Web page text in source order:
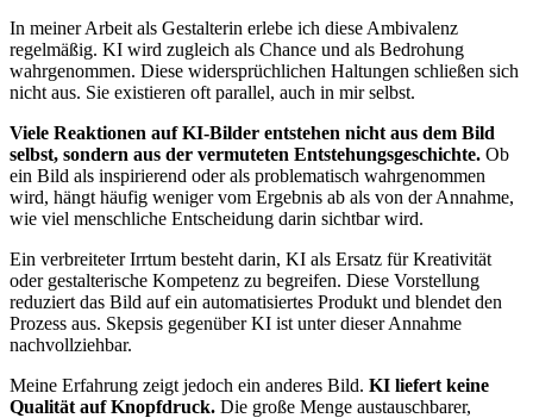
In meiner Arbeit als Gestalterin erlebe ich diese Ambivalenz
regelmäßig. KI wird zugleich als Chance und als Bedrohung
wahrgenommen. Diese widersprüchlichen Haltungen schließen sich
nicht aus. Sie existieren oft parallel, auch in mir selbst.
Viele Reaktionen auf KI-Bilder entstehen nicht aus dem Bild
selbst, sondern aus der vermuteten Entstehungsgeschichte. Ob
ein Bild als inspirierend oder als problematisch wahrgenommen
wird, hängt häufig weniger vom Ergebnis ab als von der Annahme,
wie viel menschliche Entscheidung darin sichtbar wird.
Ein verbreiteter Irrtum besteht darin, KI als Ersatz für Kreativität
oder gestalterische Kompetenz zu begreifen. Diese Vorstellung
reduziert das Bild auf ein automatisiertes Produkt und blendet den
Prozess aus. Skepsis gegenüber KI ist unter dieser Annahme
nachvollziehbar.
Meine Erfahrung zeigt jedoch ein anderes Bild. KI liefert keine
Qualität auf Knopfdruck. Die große Menge austauschbarer,